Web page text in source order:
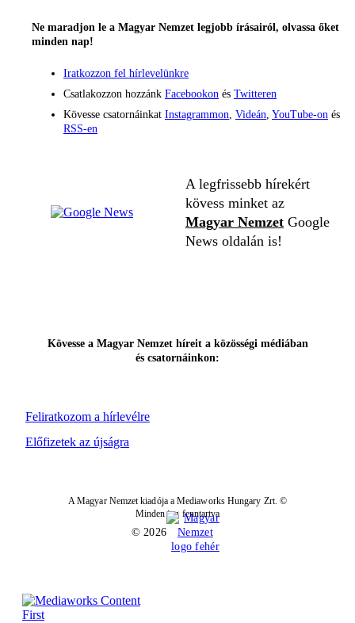
Ne maradjon le a Magyar Nemzet legjobb írásairól, olvassa őket
minden nap!
Iratkozzon fel hírlevelünkre
Csatlakozzon hozzánk Facebookon és Twitteren
Kövesse csatornáinkat Instagrammon, Videán, YouTube-on és
RSS-en
A legfrissebb hírekért
kövess minket az
Magyar Nemzet Google
News oldalán is!
Feliratkozom a hírlevélre
Kövesse a Magyar Nemzet híreit a közösségi médiában
és csatornáinkon:
Előfizetek az újságra
A Magyar Nemzet kiadója a Mediaworks Hungary Zrt. ©
Minden jog fenntartva
© 2026